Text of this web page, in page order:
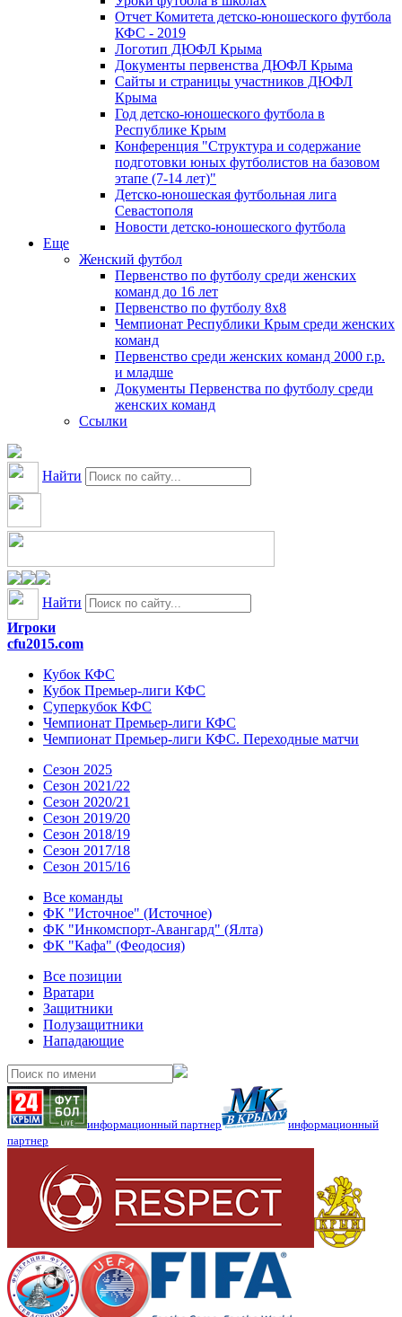
Отчет Комитета детско-юношеского футбола
КФС - 2019
Логотип ДЮФЛ Крыма
Документы первенства ДЮФЛ Крыма
Сайты и страницы участников ДЮФЛ
Крыма
Год детско-юношеского футбола в
Республике Крым
Конференция "Структура и содержание
подготовки юных футболистов на базовом
этапе (7-14 лет)"
Детско-юношеская футбольная лига
Севастополя
Новости детско-юношеского футбола
Еще
Женский футбол
Первенство по футболу среди женских
команд до 16 лет
Первенство по футболу 8х8
Чемпионат Республики Крым среди женских
команд
Первенство среди женских команд 2000 г.р.
и младше
Документы Первенства по футболу среди
женских команд
Ссылки
Найти
Найти
Игроки
cfu2015.com
Кубок КФС
Кубок Премьер-лиги КФС
Суперкубок КФС
Чемпионат Премьер-лиги КФС
Чемпионат Премьер-лиги КФС. Переходные матчи
Сезон 2025
Сезон 2021/22
Сезон 2020/21
Сезон 2019/20
Сезон 2018/19
Сезон 2017/18
Сезон 2015/16
Все команды
ФК "Источное" (Источное)
ФК "Инкомспорт-Авангард" (Ялта)
ФК "Кафа" (Феодосия)
Все позиции
Вратари
Защитники
Полузащитники
Нападающие
информационный партнер
информационный
партнер